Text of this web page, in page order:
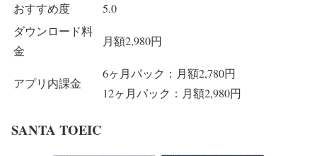
おすすめ度
5.0
ダウンロード料
金
月額2,980円
アプリ内課金
6ヶ月パック：月額2,780円
12ヶ月パック：月額2,980円
SANTA TOEIC